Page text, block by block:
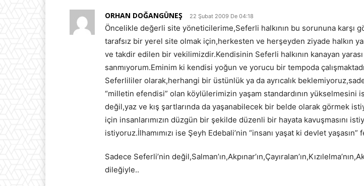
ORHAN DOĞANGÜNEŞ 22 Şubat 2009 De 04:18
Öncelikle değerli site yöneticilerime,Seferli halkının bu sorununa karşı
tarafsız bir yerel site olmak için,herkesten ve herşeyden ziyade halkın
ve takdir edilen bir vekilimizdir.Kendisinin Seferli halkının kanayan
sanmıyorum.Eminim ki kendisi yoğun ve yorucu bir tempoda
Seferlililer olarak,herhangi bir üstünlük ya da ayrıcalık
“milletin efendisi” olan köylülerimizin yaşam standardının
değil,yaz ve kış şartlarında da yaşanabilecek bir belde olarak görmek
için insanlarımızın düzgün bir şekilde düzenli bir hayata kavuşmasını
istiyoruz.İlhamımızı ise Şeyh Edebali’nin “insanı yaşat ki devlet
Sadece Seferli’nin
dileğiyle..